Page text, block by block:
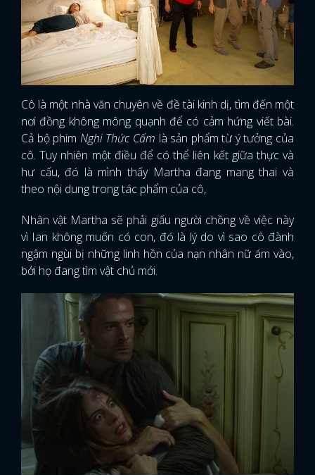
Cô là một nhà văn chuyên về đề tài kinh dị, tìm đến một
nơi đồng không mông quạnh để có cảm hứng viết bài.
Cả bộ phim Nghi Thức Cấm là sản phẩm từ ý tưởng của
cô. Tuy nhiên một điều để có thể liên kết giữa thực và
hư cấu, đó là mình thấy Martha đang mang thai và
theo nội dung trong tác phẩm của cô,
Nhân vật Martha sẽ phải giấu người chồng về việc này
vì Ian không muốn có con, đó là lý do vì sao cô đành
ngậm ngùi bị những linh hồn của nạn nhân nữ ám vào,
bởi họ đang tìm vật chủ mới.